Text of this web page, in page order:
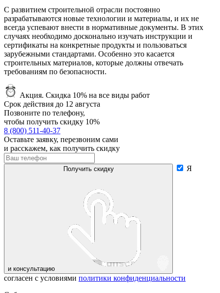
С развитием строительной отрасли постоянно
разрабатываются новые технологии и материалы, и их не
всегда успевают внести в нормативные документы. В этих
случаях необходимо досконально изучать инструкции и
сертификаты на конкретные продукты и пользоваться
зарубежными стандартами. Особенно это касается
строительных материалов, которые должны отвечать
требованиям по безопасности.
Акция. Скидка 10% на все виды работ
Срок действия до 12 августа
Позвоните по телефону,
чтобы получить скидку 10%
8 (800) 511-40-37
Оставьте заявку, перезвоним сами
и расскажем, как получить скидку
Получить скидку
и консультацию
Я
согласен с условиями политики конфиденциальности